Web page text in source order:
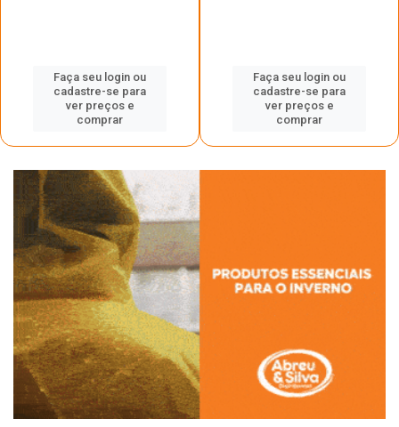
Faça seu login ou
cadastre-se para
ver preços e
comprar
Faça seu login ou
cadastre-se para
ver preços e
comprar